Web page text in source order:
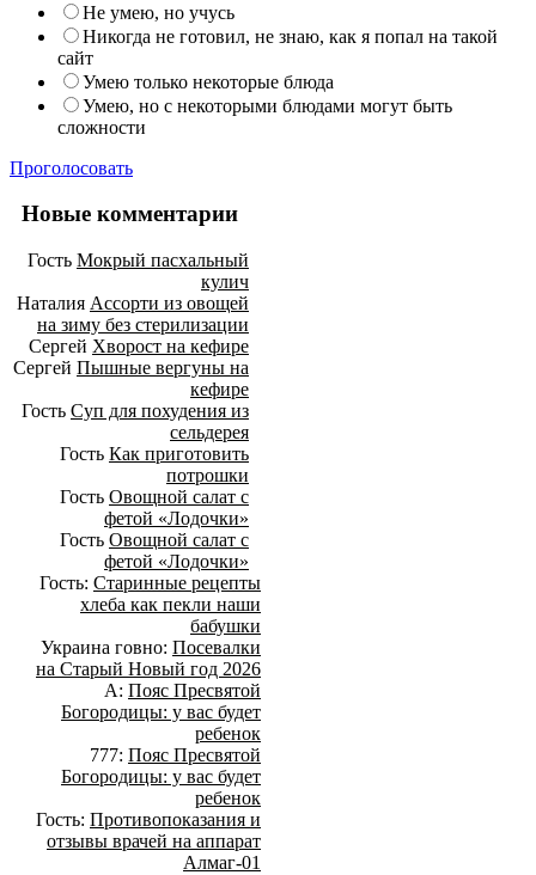
Не умею, но учусь
Никогда не готовил, не знаю, как я попал на такой
сайт
Умею только некоторые блюда
Умею, но с некоторыми блюдами могут быть
сложности
Проголосовать
Новые комментарии
Гость Мокрый пасхальный
кулич
Наталия Ассорти из овощей
на зиму без стерилизации
Сергей Хворост на кефире
Сергей Пышные вергуны на
кефире
Гость Суп для похудения из
сельдерея
Гость Как приготовить
потрошки
Гость Овощной салат с
фетой «Лодочки»
Гость Овощной салат с
фетой «Лодочки»
Гость: Старинные рецепты
хлеба как пекли наши
бабушки
Украина говно: Посевалки
на Старый Новый год 2026
А: Пояс Пресвятой
Богородицы: у вас будет
ребенок
777: Пояс Пресвятой
Богородицы: у вас будет
ребенок
Гость: Противопоказания и
отзывы врачей на аппарат
Алмаг-01